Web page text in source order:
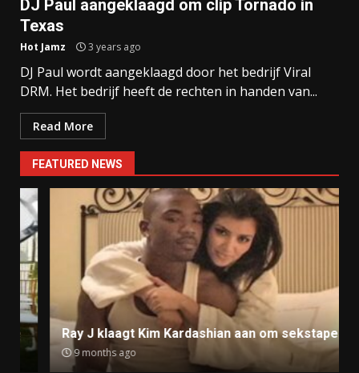
DJ Paul aangeklaagd om clip Tornado in
Texas
Hot Jamz 3 years ago
DJ Paul wordt aangeklaagd door het bedrijf Viral
DRM. Het bedrijf heeft de rechten in handen van...
Read More
FEATURED NEWS
Ray J klaagt Kim Kardashian aan om sekstape
9 months ago